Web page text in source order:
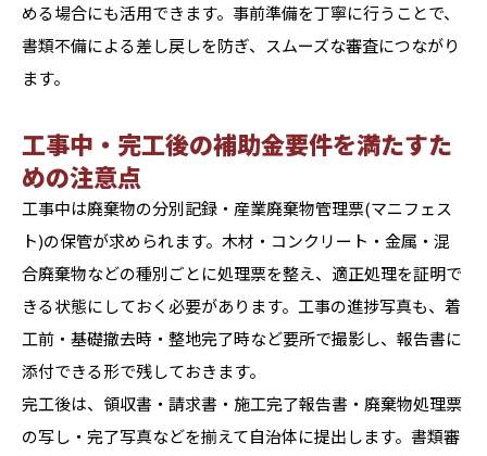
める場合にも活用できます。事前準備を丁寧に行うことで、
書類不備による差し戻しを防ぎ、スムーズな審査につながり
ます。
工事中・完工後の補助金要件を満たすた
めの注意点
工事中は廃棄物の分別記録・産業廃棄物管理票(マニフェス
ト)の保管が求められます。木材・コンクリート・金属・混
合廃棄物などの種別ごとに処理票を整え、適正処理を証明で
きる状態にしておく必要があります。工事の進捗写真も、着
工前・基礎撤去時・整地完了時など要所で撮影し、報告書に
添付できる形で残しておきます。
完工後は、領収書・請求書・施工完了報告書・廃棄物処理票
の写し・完了写真などを揃えて自治体に提出します。書類審